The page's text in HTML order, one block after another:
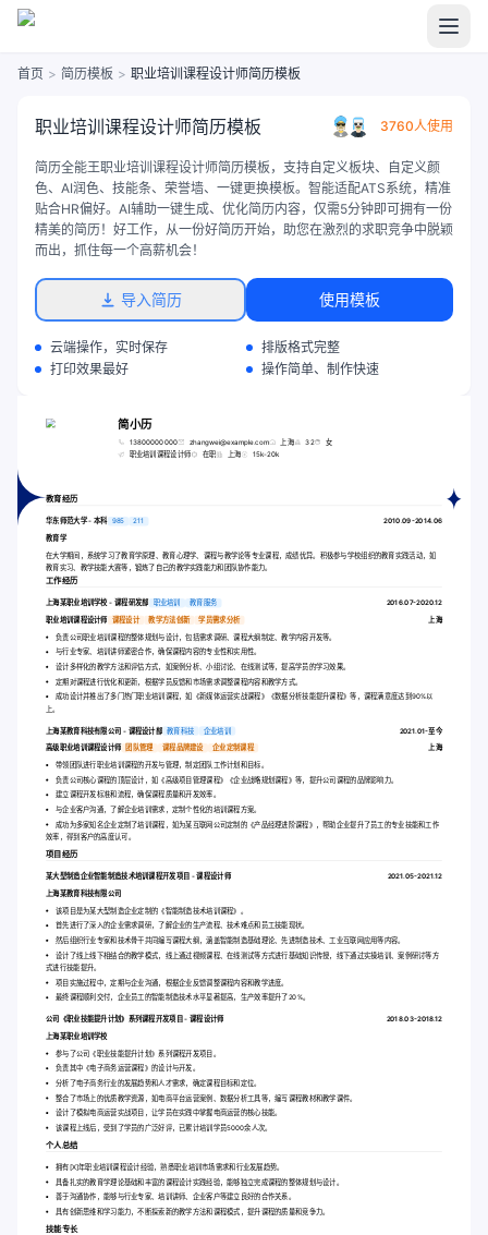
首页 > 简历模板 > 职业培训课程设计师简历模板
职业培训课程设计师简历模板 3760人使用
简历全能王职业培训课程设计师简历模板，支持自定义板块、自定义颜
色、AI润色、技能条、荣誉墙、一键更换模板。智能适配ATS系统，精准
贴合HR偏好。AI辅助一键生成、优化简历内容，仅需5分钟即可拥有一份
精美的简历！好工作，从一份好简历开始，助您在激烈的求职竞争中脱颖
而出，抓住每一个高薪机会！
导入简历 使用模板
云端操作，实时保存
排版格式完整
打印效果最好
操作简单、制作快速
简小历
13800000000 zhangwei@example.com 上海 32 女
职业培训课程设计师 在职 上海 15k-20k
教育经历
华东师范大学 - 本科 985 211
2010.09-2014.06
教育学
在大学期间，系统学习了教育学原理、教育心理学、课程与教学论等专业课程，成绩优异。积极参与学校组织的教育实践活动，如
教育实习、教学技能大赛等，锻炼了自己的教学实践能力和团队协作能力。
工作经历
上海某职业培训学校 - 课程研发部 职业培训 教育服务 2016.07-2020.12
职业培训课程设计师 课程设计 教学方法创新 学员需求分析
上海
负责公司职业培训课程的整体规划与设计，包括需求调研、课程大纲制定、教学内容开发等。
与行业专家、培训讲师紧密合作，确保课程内容的专业性和实用性。
设计多样化的教学方法和评估方式，如案例分析、小组讨论、在线测试等，提高学员的学习效果。
定期对课程进行优化和更新，根据学员反馈和市场需求调整课程内容和教学方式。
成功设计并推出了多门热门职业培训课程，如《新媒体运营实战课程》《数据分析技能提升课程》等，课程满意度达到90%以
上。
上海某教育科技有限公司 - 课程设计部 教育科技 企业培训
2021.01-至今
高级职业培训课程设计师
团队管理 课程品牌建设 企业定制课程 上海
带领团队进行职业培训课程的开发与管理，制定团队工作计划和目标。
负责公司核心课程的顶层设计，如《高级项目管理课程》《企业战略规划课程》等，提升公司课程的品牌影响力。
建立课程开发标准和流程，确保课程质量和开发效率。
与企业客户沟通，了解企业培训需求，定制个性化的培训课程方案。
成功为多家知名企业定制了培训课程，如为某互联网公司定制的《产品经理进阶课程》，帮助企业提升了员工的专业技能和工作
效率，得到客户的高度认可。
项目经历
某大型制造企业智能制造技术培训课程开发项目 - 课程设计师 2021.05-2021.12
上海某教育科技有限公司
该项目是为某大型制造企业定制的《智能制造技术培训课程》。
首先进行了深入的企业需求调研，了解企业的生产流程、技术难点和员工技能现状。
然后组织行业专家和技术骨干共同编写课程大纲，涵盖智能制造基础理论、先进制造技术、工业互联网应用等内容。
设计了线上线下相结合的教学模式，线上通过视频课程、在线测试等方式进行基础知识传授，线下通过实操培训、案例研讨等方
式进行技能提升。
项目实施过程中，定期与企业沟通，根据企业反馈调整课程内容和教学进度。
最终课程顺利交付，企业员工的智能制造技术水平显著提高，生产效率提升了20%。
公司《职业技能提升计划》系列课程开发项目 - 课程设计师 2018.03-2018.12
上海某职业培训学校
参与了公司《职业技能提升计划》系列课程开发项目。
负责其中《电子商务运营课程》的设计与开发。
分析了电子商务行业的发展趋势和人才需求，确定课程目标和定位。
整合了市场上的优质教学资源，如电商平台运营案例、数据分析工具等，编写课程教材和教学课件。
设计了模拟电商运营实战项目，让学员在实践中掌握电商运营的核心技能。
该课程上线后，受到了学员的广泛好评，已累计培训学员5000余人次。
个人总结
拥有[X]年职业培训课程设计经验，熟悉职业培训市场需求和行业发展趋势。
具备扎实的教育学理论基础和丰富的课程设计实践经验，能够独立完成课程的整体规划与设计。
善于沟通协作，能够与行业专家、培训讲师、企业客户等建立良好的合作关系。
具有创新思维和学习能力，不断探索新的教学方法和课程模式，提升课程的质量和竞争力。
技能专长